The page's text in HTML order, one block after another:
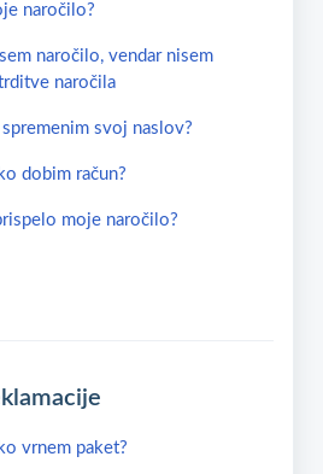
naročilo?
naročilo, vendar nisem
naročila
svoj naslov?
dobim račun?
moje naročilo?
vrnem paket?